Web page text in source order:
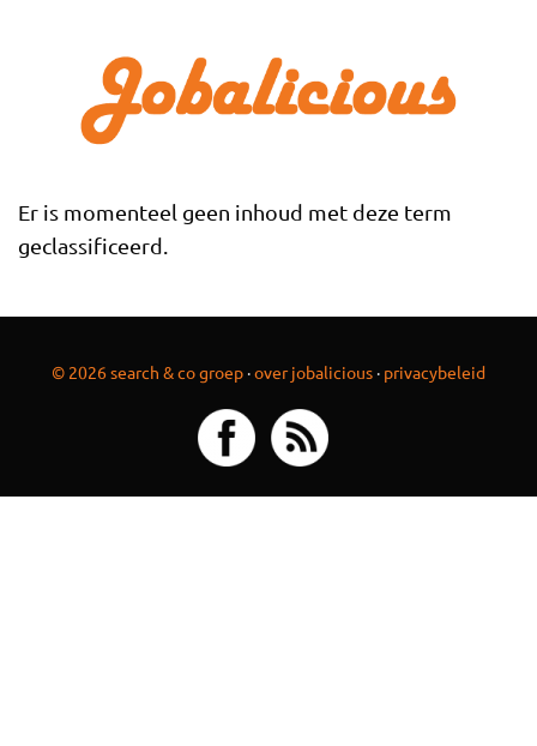
Er is momenteel geen inhoud met deze term
geclassificeerd.
© 2026 search & co groep ·over jobalicious · privacybeleid